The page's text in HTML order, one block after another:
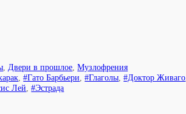
,Двери в прошлое,Музлофрения
,#Гато Барбьери,#Глаголы,#Доктор Живаго
Лей,#Эстрада